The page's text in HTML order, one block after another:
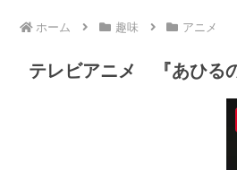
ホーム 趣味 アニメ
テレビアニメ 『あひ